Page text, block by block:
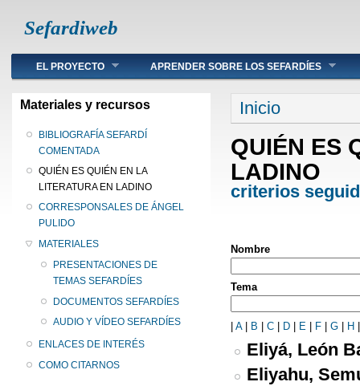
Sefardiweb
Main menu
EL PROYECTO APRENDER SOBRE LOS SEFARDÍES
Materiales y recursos
BIBLIOGRAFÍA SEFARDÍ
COMENTADA
QUIÉN ES QUIÉN EN LA
LITERATURA EN LADINO
CORRESPONSALES DE ÁNGEL
PULIDO
MATERIALES
PRESENTACIONES DE
TEMAS SEFARDÍES
DOCUMENTOS SEFARDÍES
AUDIO Y VÍDEO SEFARDÍES
ENLACES DE INTERÉS
COMO CITARNOS
Se encuentra
Inicio
QUIÉN ES
LADINO
criterios
Nombre
Tema
A B C D E F G H
Eliyá, León
Eliyahu,